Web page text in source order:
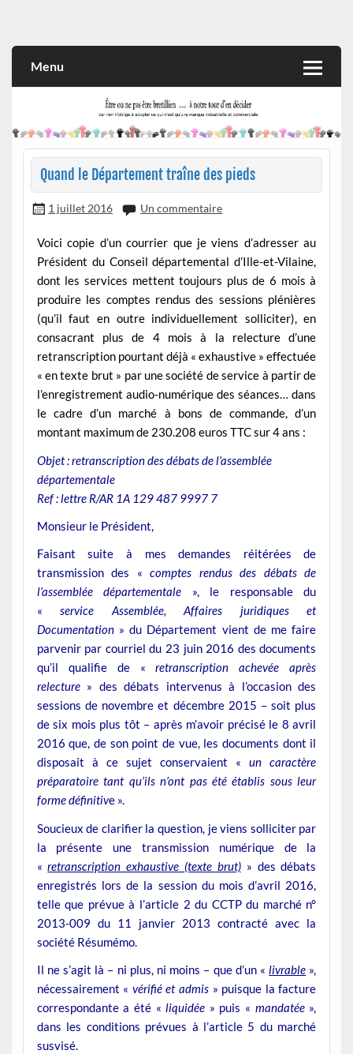
et commerciale
Menu
Quand le Département traîne des pieds
1 juillet 2016 Un commentaire
Voici copie d’un courrier que je viens d’adresser au
Président du Conseil départemental d’Ille-et-Vilaine,
dont les services mettent toujours plus de 6 mois à
produire les comptes rendus des sessions plénières
(qu’il faut en outre individuellement solliciter), en
consacrant plus de 4 mois à la relecture d’une
retranscription pourtant déjà « exhaustive » effectuée
« en texte brut » par une société de service à partir de
l’enregistrement audio-numérique des séances… dans
le cadre d’un marché à bons de commande, d’un
montant maximum de 230.208 euros TTC sur 4 ans :
Objet : retranscription des débats de l’assemblée
départementale
Ref : lettre R/AR 1A 129 487 9997 7
Monsieur le Président,
Faisant suite à mes demandes réitérées de
transmission des «comptes rendus des débats de
l’assemblée départementale », le responsable du
«service Assemblée, Affaires juridiques et
Documentation » du Département vient de me faire
parvenir par courriel du 23 juin 2016 des documents
qu’il qualifie de «retranscription achevée après
relecture » des débats intervenus à l’occasion des
sessions de novembre et décembre 2015 – soit plus
de six mois plus tôt – après m’avoir précisé le 8 avril
2016 que, de son point de vue, les documents dont il
disposait à ce sujet conservaient «un caractère
préparatoire tant qu’ils n’ont pas été établis sous leur
forme définitive ».
Soucieux de clarifier la question, je viens solliciter par
la présente une transmission numérique de la
«retranscription exhaustive (texte brut)» des débats
enregistrés lors de la session du mois d’avril 2016,
telle que prévue à l’article 2 du CCTP du marché n°
2013-009 du 11 janvier 2013 contracté avec la
société Résumémo.
Il ne s’agit là – ni plus, ni moins – que d’un «livrable »,
nécessairement « vérifié et admis » puisque la facture
correspondante a été «liquidée » puis « mandatée »,
dans les conditions prévues à l’article 5 du marché
susvisé.